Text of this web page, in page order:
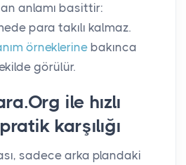
anlamı basittir:
para takılı kalmaz.
örneklerine bakınca
görülür.
ile hızlı
karşılığı
sadece arka plandaki